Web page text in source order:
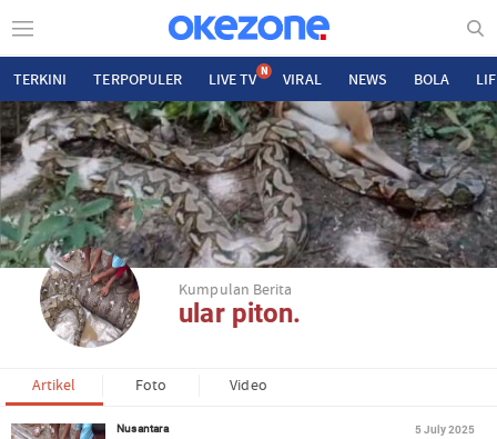
TERKINI TERPOPULER LIVE TV N VIRAL NEWS BOLA
Kumpulan Berita
ular piton.
Artikel Foto Video
Nusantara 5 July 2025